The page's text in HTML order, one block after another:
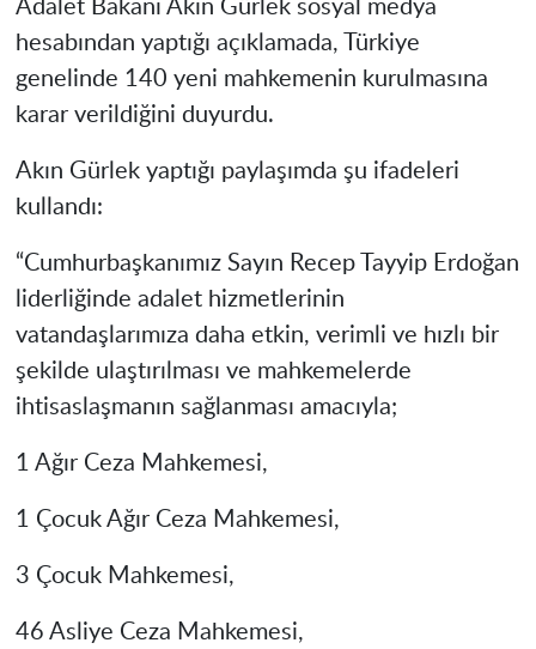
Adalet Bakanı Akın Gürlek sosyal medya
hesabından yaptığı açıklamada, Türkiye
genelinde 140 yeni mahkemenin kurulmasına
karar verildiğini duyurdu.
Akın Gürlek yaptığı paylaşımda şu ifadeleri
kullandı:
“Cumhurbaşkanımız Sayın Recep Tayyip Erdoğan
liderliğinde adalet hizmetlerinin
vatandaşlarımıza daha etkin, verimli ve hızlı bir
şekilde ulaştırılması ve mahkemelerde
ihtisaslaşmanın sağlanması amacıyla;
1 Ağır Ceza Mahkemesi,
1 Çocuk Ağır Ceza Mahkemesi,
3 Çocuk Mahkemesi,
46 Asliye Ceza Mahkemesi,